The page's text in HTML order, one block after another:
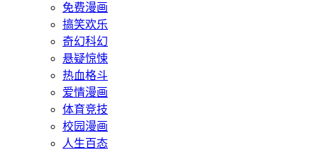
免费漫画
搞笑欢乐
奇幻科幻
悬疑惊悚
热血格斗
爱情漫画
体育竞技
校园漫画
人生百态